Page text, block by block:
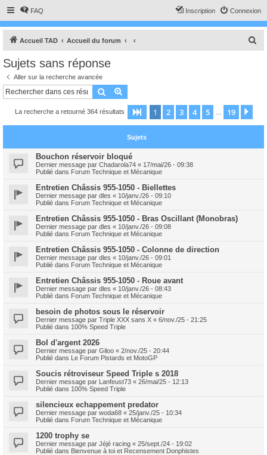
FAQ Connexion
Inscription
Accueil TAD Accueil du forum
c
Sujets sans réponse
Aller sur la recherche avancée
Rechercher
La recherche a retourné 364 résultats Page 1sur19
1 2 3 4 5 19
Sujets
Bouchon réservoir bloqué
Dernier message par Chadarola74 « 17/mai/26 - 09:38
Publié dans Forum Technique et Mécanique
Entretien Châssis 955-1050 - Biellettes
Dernier message par dles « 10/janv./26 - 09:10
Publié dans Forum Technique et Mécanique
Entretien Châssis 955-1050 - Bras Oscillant (Monobras)
Dernier message par dles « 10/janv./26 - 09:08
Publié dans Forum Technique et Mécanique
Entretien Châssis 955-1050 - Colonne de direction
Dernier message par dles « 10/janv./26 - 09:01
Publié dans Forum Technique et Mécanique
Entretien Châssis 955-1050 - Roue avant
Dernier message par dles « 10/janv./26 - 08:43
Publié dans Forum Technique et Mécanique
besoin de photos sous le réservoir
Dernier message par Triple XXX sans X « 6/nov./25 - 21:25
Publié dans 100% Speed Triple
Bol d'argent 2026
Dernier message par Giloo « 2/nov./25 - 20:44
Publié dans Le Forum Pistards et MotoGP
Soucis rétroviseur Speed Triple s 2018
Dernier message par Lanfeust73 « 26/mai/25 - 12:13
Publié dans 100% Speed Triple
silencieux echappement predator
Dernier message par woda68 « 25/janv./25 - 10:34
Publié dans Forum Technique et Mécanique
1200 trophy se
Dernier message par Jéjé racing « 25/sept./24 - 19:02
Publié dans Bienvenue à toi et Recensement Donphistes